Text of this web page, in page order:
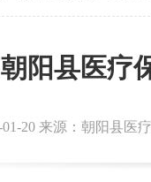
朝阳县医疗
20 来源：朝阳县医